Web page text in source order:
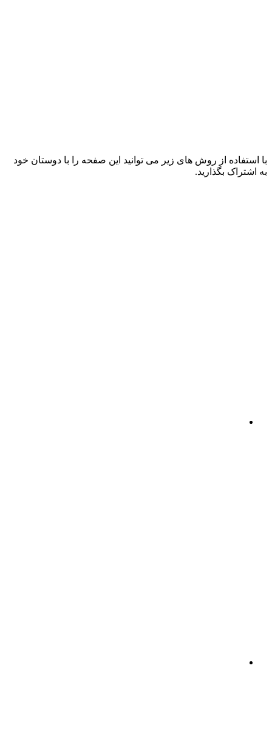
با استفاده از روش های زیر می توانید این صفحه را با دوستان خود
به اشتراک بگذارید.